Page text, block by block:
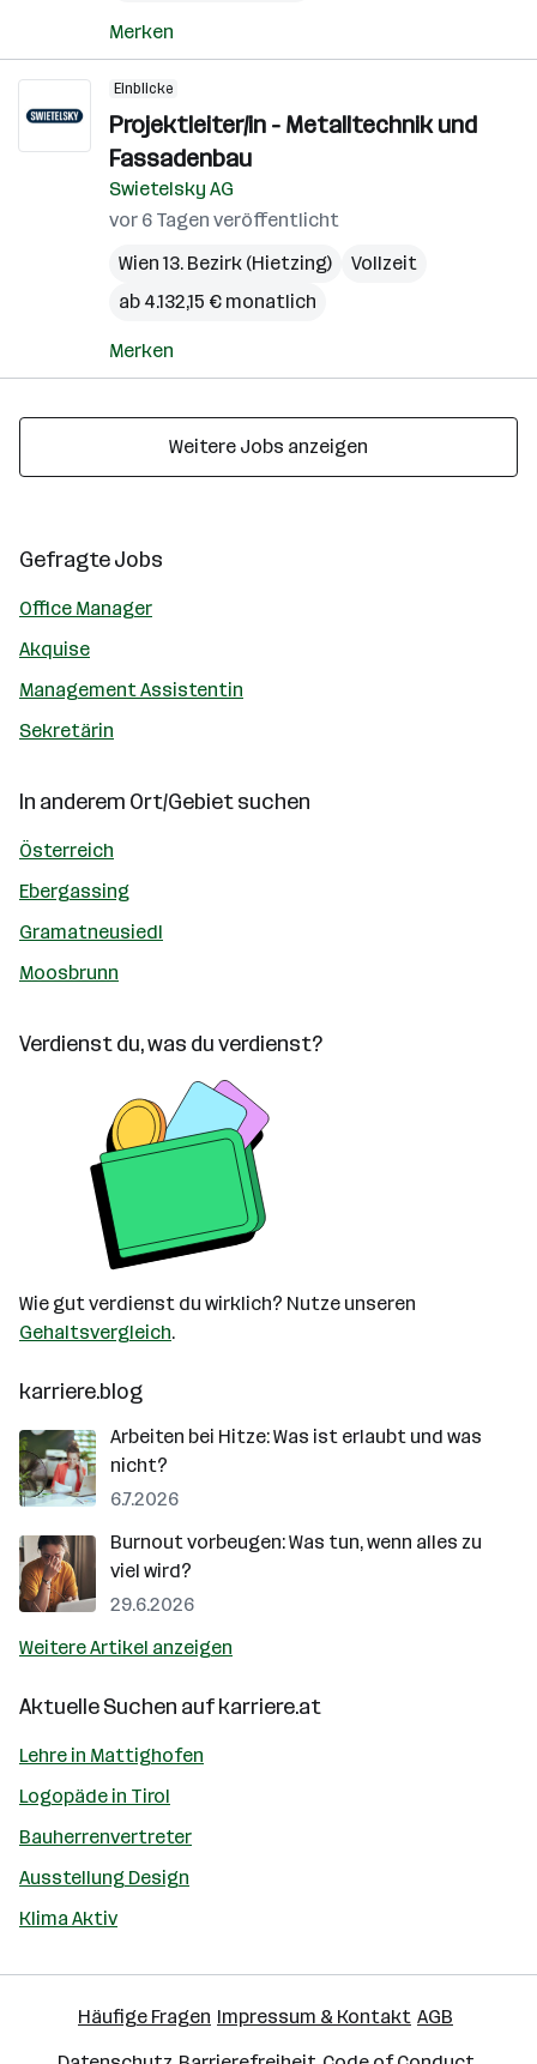
Merken
Einblicke
Projektleiter/in - Metalltechnik und
Fassadenbau
Swietelsky AG
vor 6 Tagen veröffentlicht
Wien 13. Bezirk (Hietzing)
Vollzeit
ab 4.132,15 € monatlich
Merken
Weitere Jobs anzeigen
Gefragte Jobs
Office Manager
Akquise
Management Assistentin
Sekretärin
In anderem Ort/Gebiet suchen
Österreich
Ebergassing
Gramatneusiedl
Moosbrunn
Verdienst du, was du verdienst?
Wie gut verdienst du wirklich? Nutze unseren
Gehaltsvergleich.
karriere.blog
Arbeiten bei Hitze: Was ist erlaubt und was
nicht?
6.7.2026
Burnout vorbeugen: Was tun, wenn alles zu
viel wird?
29.6.2026
Weitere Artikel anzeigen
Aktuelle Suchen aufkarriere.at
Lehre in Mattighofen
Logopäde in Tirol
Bauherrenvertreter
Ausstellung Design
Klima Aktiv
Häufige Fragen Impressum & Kontakt AGB